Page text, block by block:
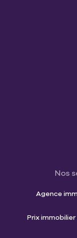
Nos
Agence
Prix